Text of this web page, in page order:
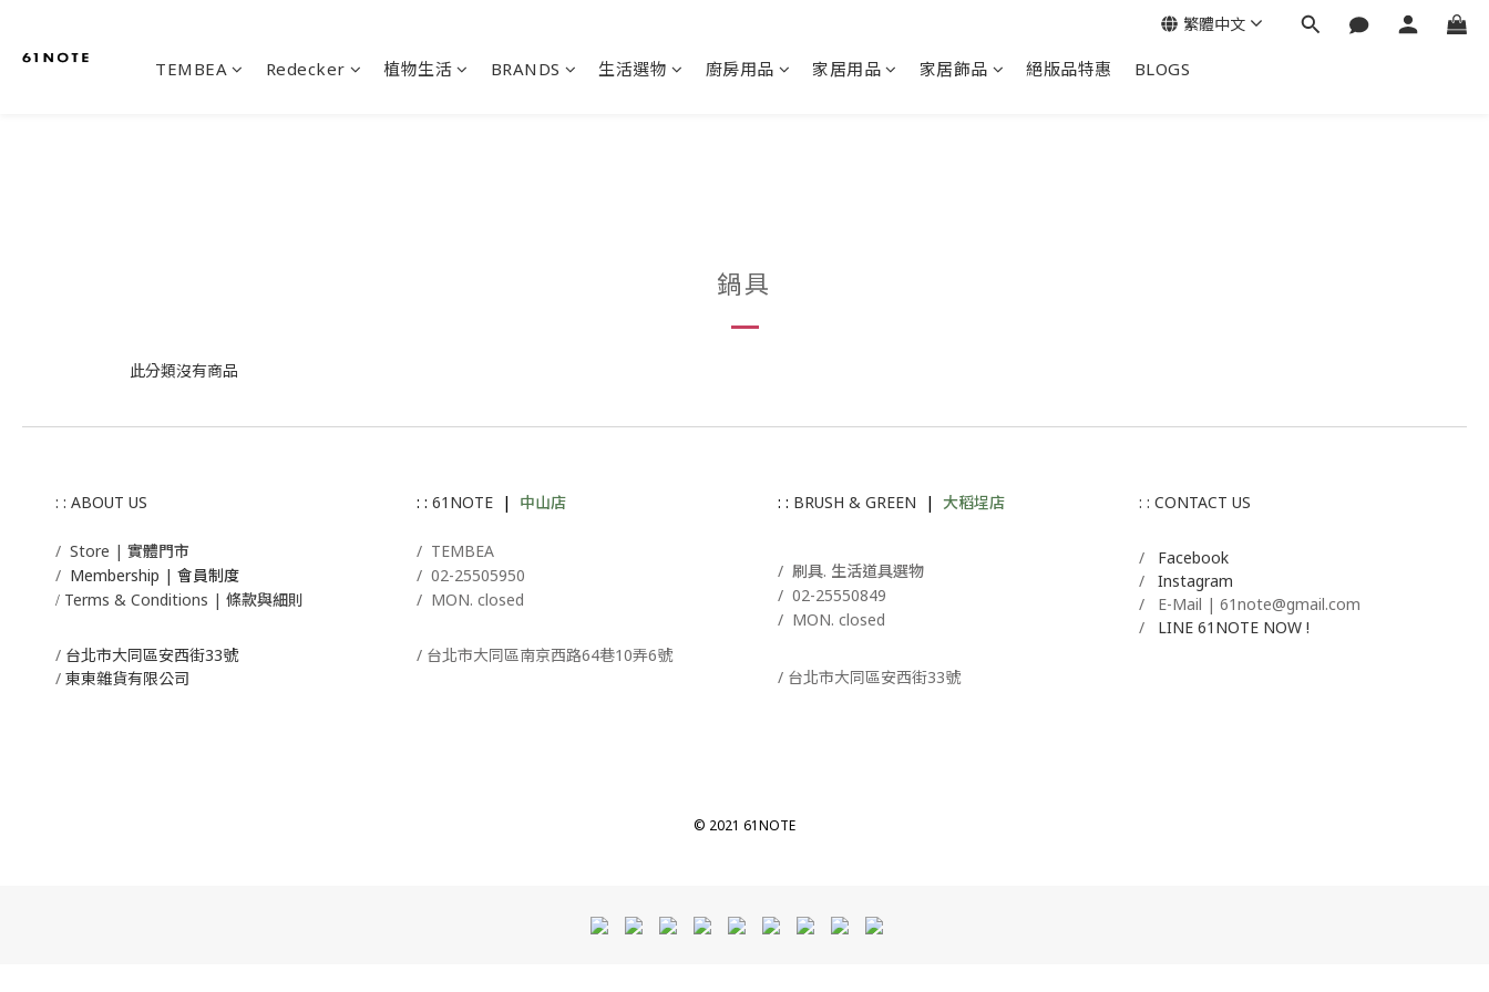
TEMBEA Redecker 植物生活 BRANDS 生活選物 廚房用品 家居用品 家居飾品 絕版品特惠 BLOGS
繁體中文
鍋具
此分類沒有商品
: : ABOUT US
/ Store | 實體門市
/ Membership | 會員制度
/ Terms & Conditions | 條款與細則
/ 台北市大同區安西街33號
/ 東東雜貨有限公司
: : 61NOTE | 中山店
/ TEMBEA
/ 02-25505950
/ MON. closed
/ 台北市大同區南京西路64巷10弄6號
: : BRUSH & GREEN | 大稻埕店
/ 刷具. 生活道具選物
/ 02-25550849
/ MON. closed
/ 台北市大同區安西街33號
: : CONTACT US
/ Facebook
/ Instagram
/ E-Mail | 61note@gmail.com
/ LINE 61NOTE NOW !
© 2021 61NOTE